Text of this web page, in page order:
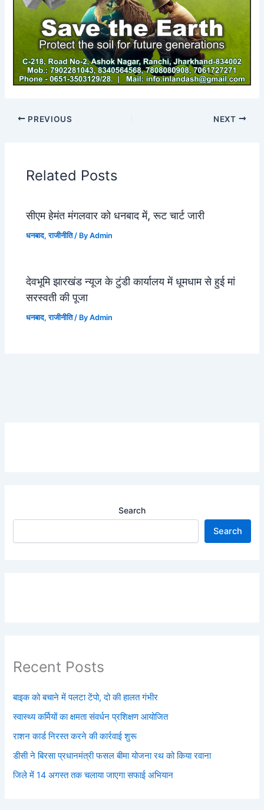
PREVIOUS NEXT
Related Posts
सीएम हेमंत मंगलवार को धनबाद में, रूट चार्ट जारी
धनबाद,राजीनीति/ ByAdmin
देवभूमि झारखंड न्यूज के टुंडी कार्यालय में धूमधाम से हुई मां
सरस्वती की पूजा
धनबाद,राजीनीति/ ByAdmin
Search
Search
Recent Posts
बाइक को बचाने में पलटा टेंपो, दो की हालत गंभीर
स्वास्थ्य कर्मियों का क्षमता संवर्धन प्रशिक्षण आयोजित
राशन कार्ड निरस्त करने की कार्रवाई शुरू
डीसी ने बिरसा प्रधानमंत्री फसल बीमा योजना रथ को किया रवाना
जिले में 14 अगस्त तक चलाया जाएगा सफाई अभियान